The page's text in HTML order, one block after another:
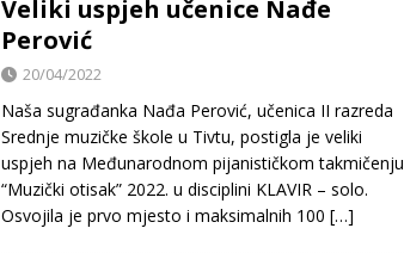
Veliki uspjeh učenice Nađe
Perović
20/04/2022
Naša sugrađanka Nađa Perović, učenica II razreda
Srednje muzičke škole u Tivtu, postigla je veliki
uspjeh na Međunarodnom pijanističkom takmičenju
“Muzički otisak” 2022. u disciplini KLAVIR – solo.
Osvojila je prvo mjesto i maksimalnih 100 […]